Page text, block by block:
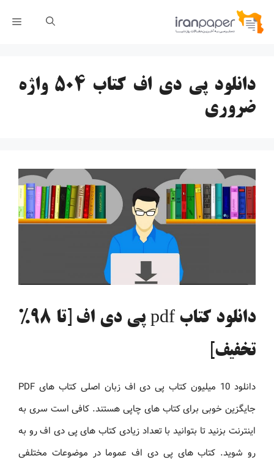
پرش
دانلود پی دی اف کتاب 504 واژه
ضروری
دانلود کتاب pdf پی دی اف [تا 98%
تخفیف]
دانلود 10 میلیون کتاب پی دی اف زبان اصلی کتاب های PDF
جایگزین خوبی برای کتاب های چاپی هستند. کافی است سری به
اینترنت بزنید تا بتوانید با تعداد زیادی کتاب های پی دی اف رو به
رو شوید. کتاب های پی دی اف عموما در موضوعات مختلفی